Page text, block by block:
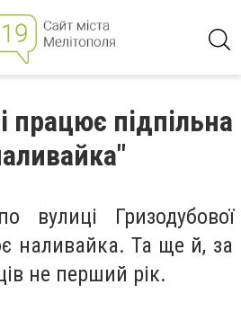
працює підпільна
вулиці Гризодубової
наливайка. Та ще й, за
не перший рік.